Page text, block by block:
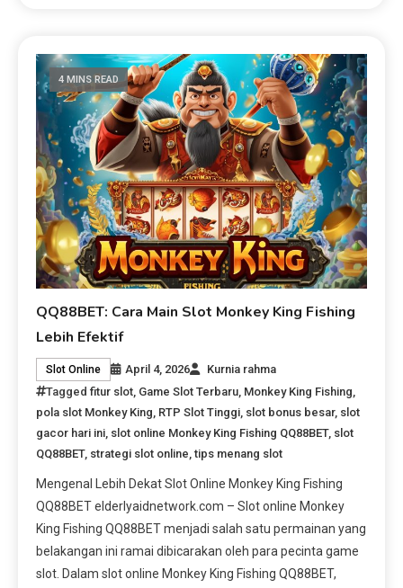
4 MINS READ
QQ88BET: Cara Main Slot Monkey King Fishing
Lebih Efektif
Slot Online April 4, 2026
Kurnia rahma
Taggedfitur slot, Game Slot Terbaru, Monkey King Fishing,
pola slot Monkey King, RTP Slot Tinggi, slot bonus besar, slot
gacor hari ini, slot online Monkey King Fishing QQ88BET, slot
QQ88BET, strategi slot online,tips menang slot
Mengenal Lebih Dekat Slot Online Monkey King Fishing
QQ88BET elderlyaidnetwork.com – Slot online Monkey
King Fishing QQ88BET menjadi salah satu permainan yang
belakangan ini ramai dibicarakan oleh para pecinta game
slot. Dalam slot online Monkey King Fishing QQ88BET,